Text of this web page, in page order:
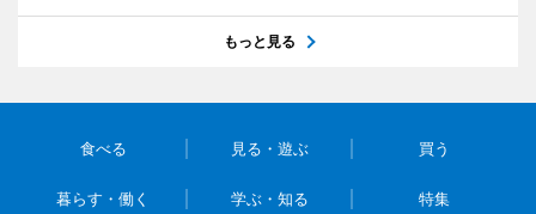
もっと見る
食べる 見る・遊ぶ 買う
暮らす・働く 学ぶ・知る 特集